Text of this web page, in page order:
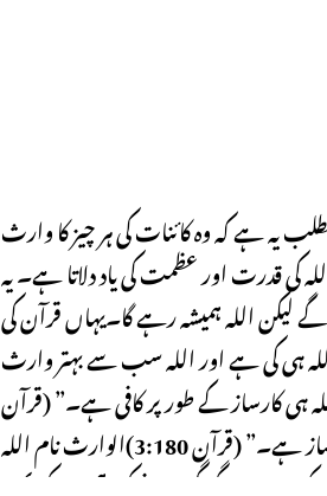
ہے کہ وہ کائنات کی ہر چیز کا وارث
قدرت اور عظمت کی یاد دلاتا ہے۔ یہ
لیکن اللہ ہمیشہ رہے گا۔یہاں قرآن کی
ہی کی ہے اور اللہ سب سے بہتر وارث
اللہ ہی کارساز کے طور پر کافی ہے۔” (قرآن
2:180)”اور آسمانوں اور زمین کی میراث اللہ ہی کی ہے اور اللہ ہی تمام امور کا کارساز ہے۔” (قرآن 3:180)الوارث نام اللہ
زندگی گزارنے کی اہمیت کی بھی